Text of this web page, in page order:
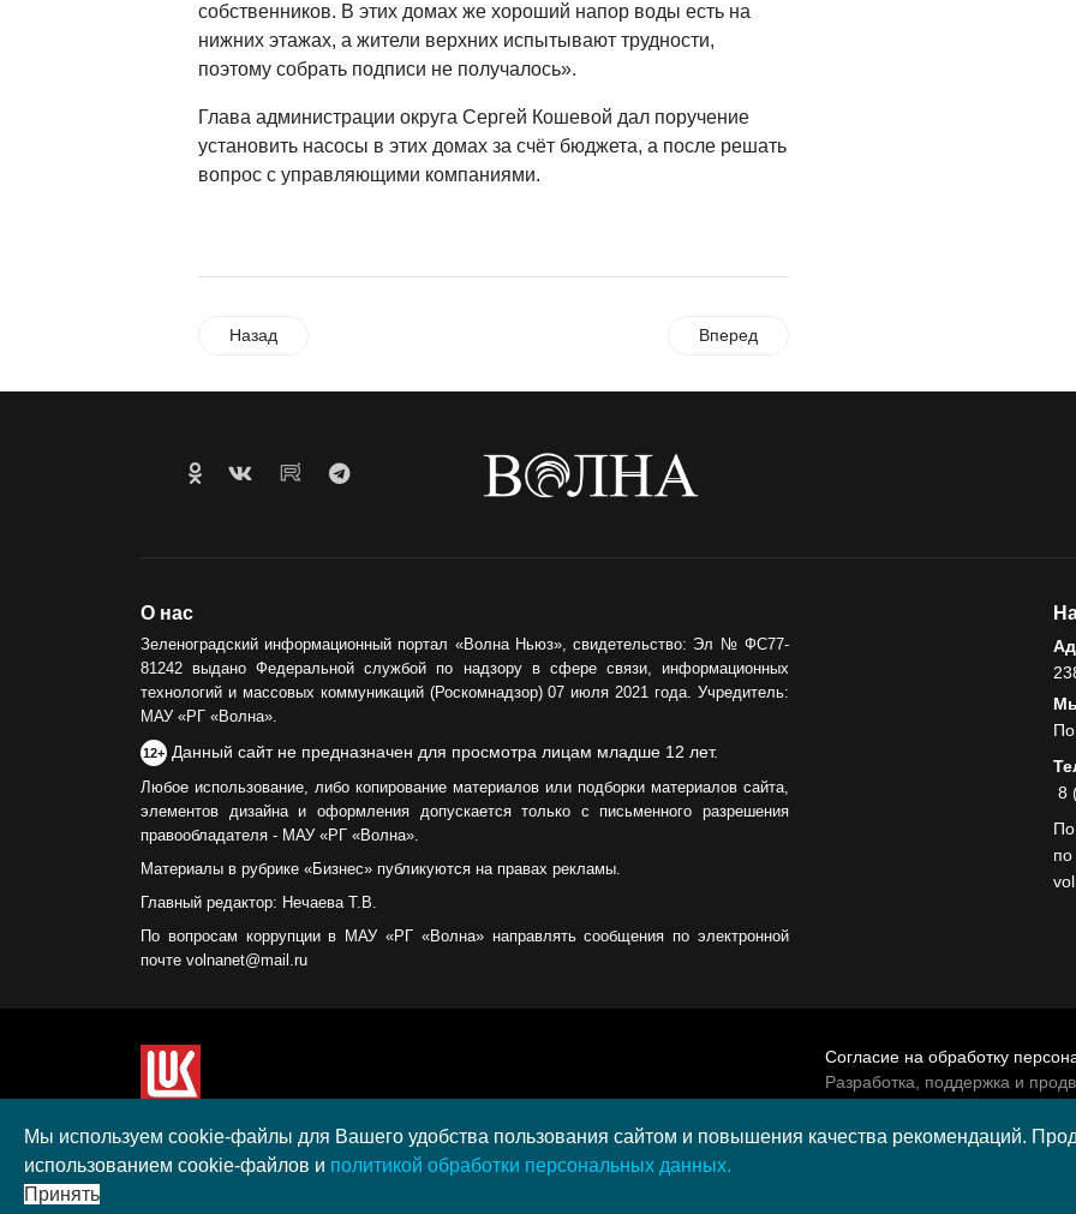
собственников. В этих домах же хороший напор воды есть на
нижних этажах, а жители верхних испытывают трудности,
поэтому собрать подписи не получалось».
Глава администрации округа Сергей Кошевой дал поручение
установить насосы в этих домах за счёт бюджета, а после решать
вопрос с управляющими компаниями.
Назад Вперед
О нас
Зеленоградский информационный портал «Волна Ньюз», свидетельство: Эл № ФС77-
81242 выдано Федеральной службой по надзору в сфере связи, информационных
технологий и массовых коммуникаций (Роскомнадзор) 07 июля 2021 года. Учредитель:
МАУ «РГ «Волна».
12+ Данный сайт не предназначен для просмотра лицам младше 12 лет.
Любое использование, либо копирование материалов или подборки материалов сайта,
элементов дизайна и оформления допускается только с письменного разрешения
правообладателя - МАУ «РГ «Волна».
Материалы в рубрике «Бизнес» публикуются на правах рекламы.
Главный редактор: Нечаева Т.В.
По вопросам коррупции в МАУ «РГ «Волна» направлять сообщения по электронной
почте volnanet@mail.ru
8
Сайт создан при поддержке ООО "ЛУКОЙЛ-КМН" на средства гранта,
полученного в рамках XIII Конкурса социальных и культурных проектов ПАО
Согласие на обработку
Разработка, поддержка и
Мы используем cookie-файлы для Вашего удобства пользования сайтом и повышения качества рекомендаций.
использованием cookie-файлов и политикой обработки персональных данных.
Принять